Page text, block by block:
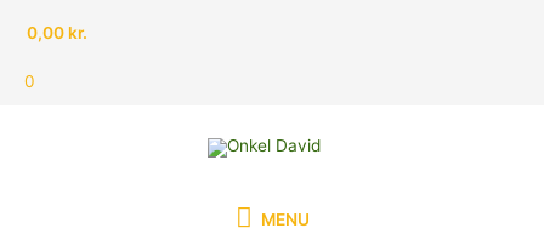
0,00kr.
0
MENU
MENU